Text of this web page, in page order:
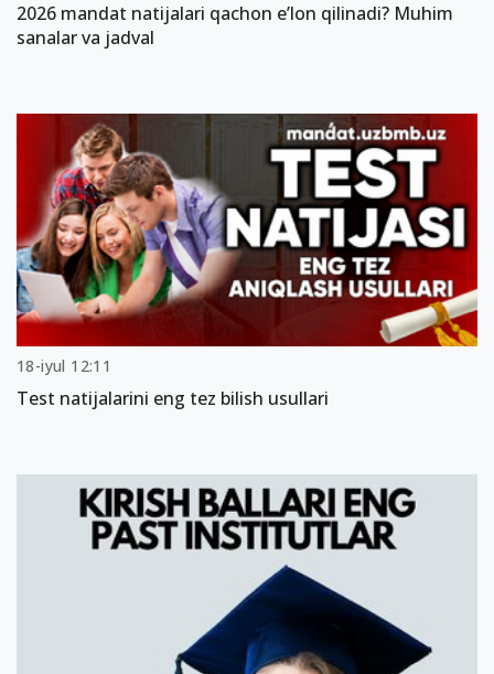
2026 mandat natijalari qachon e’lon qilinadi? Muhim
sanalar va jadval
18-iyul 12:11
Test natijalarini eng tez bilish usullari